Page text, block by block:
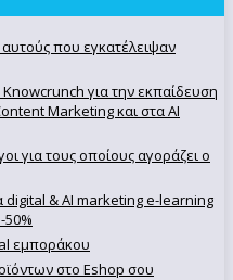
που εγκατέλειψαν
Knowcrunch για την εκπαίδευση
Marketing και στα AI
για τους οποίους αγοράζει ο
& AI marketing e-learning
εμποράκου
στο Eshop σου